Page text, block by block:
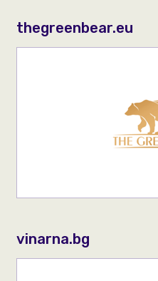
thegreenbear.eu
vinarna.bg